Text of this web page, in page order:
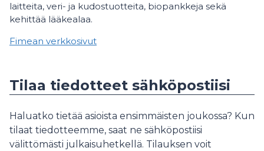
laitteita, veri- ja kudostuotteita, biopankkeja sekä
kehittää lääkealaa.
Fimean verkkosivut
Tilaa tiedotteet sähköpostiisi
Haluatko tietää asioista ensimmäisten joukossa? Kun
tilaat tiedotteemme, saat ne sähköpostiisi
välittömästi julkaisuhetkellä. Tilauksen voit